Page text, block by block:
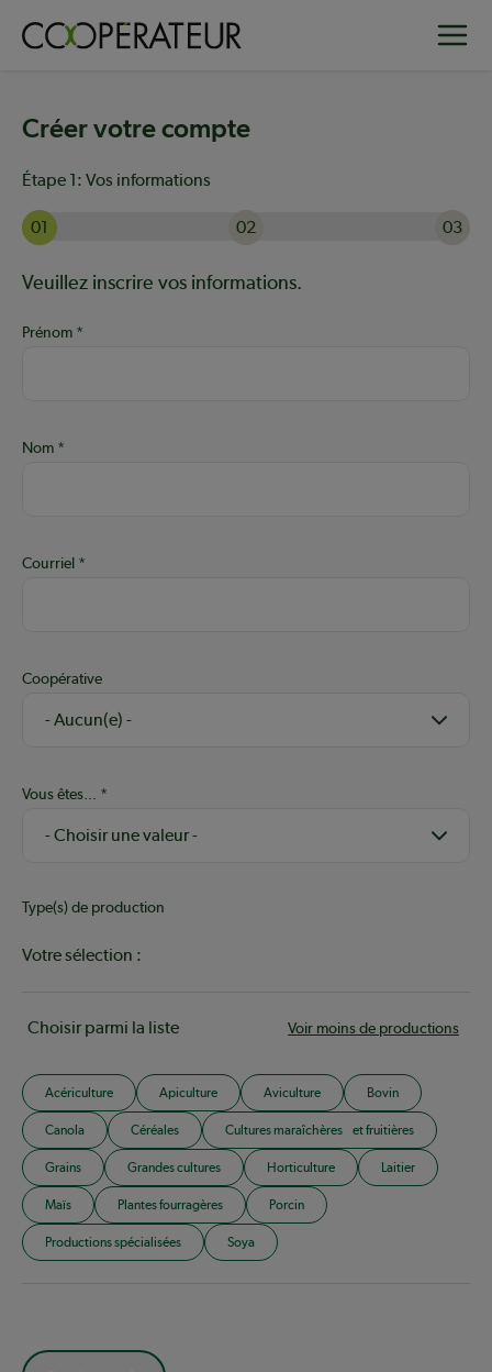
Créer votre compte
Étape 1: Vos informations
01 02
03
Aide :
Veuillez inscrire vos informations.
Prénom
Nom
Courriel
Coopérative
Vous êtes...
Type(s) de production
Votre sélection :
Choisir parmi la liste Voir moins de productions
Acériculture Apiculture Aviculture Bovin
Canola Céréales Cultures maraîchères et fruitières
Grains Grandes cultures Horticulture Laitier
Maïs Plantes fourragères Porcin
Productions spécialisées Soya